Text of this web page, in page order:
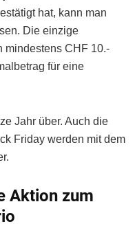
hat, kann man
Die einzige
mindestens CHF 10.-
für eine
Jahr über. Auch die
Friday werden mit dem
Aktion zum